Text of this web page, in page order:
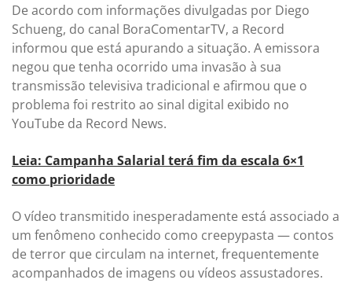
De acordo com informações divulgadas por Diego
Schueng, do canal BoraComentarTV, a Record
informou que está apurando a situação. A emissora
negou que tenha ocorrido uma invasão à sua
transmissão televisiva tradicional e afirmou que o
problema foi restrito ao sinal digital exibido no
YouTube da Record News.
Leia: Campanha Salarial terá fim da escala 6×1
como prioridade
O vídeo transmitido inesperadamente está associado a
um fenômeno conhecido como creepypasta — contos
de terror que circulam na internet, frequentemente
acompanhados de imagens ou vídeos assustadores.